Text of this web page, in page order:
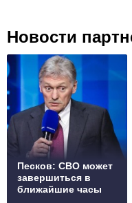
Новости
Песков: СВО может
завершиться в
ближайшие часы